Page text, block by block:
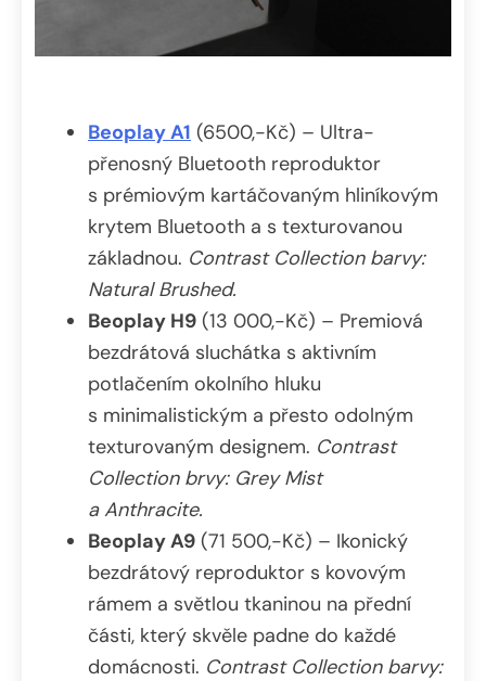
Beoplay A1 (6500,-Kč) – Ultra-
přenosný Bluetooth reproduktor
s prémiovým kartáčovaným hliníkovým
krytem Bluetooth a s texturovanou
základnou. Contrast Collection barvy:
Natural Brushed.
Beoplay H9 (13 000,-Kč) – Premiová
bezdrátová sluchátka s aktivním
potlačením okolního hluku
s minimalistickým a přesto odolným
texturovaným designem. Contrast
Collection brvy: Grey Mist
a Anthracite.
Beoplay A9 (71 500,-Kč) – Ikonický
bezdrátový reproduktor s kovovým
rámem a světlou tkaninou na přední
části, který skvěle padne do každé
domácnosti. Contrast Collection barvy: